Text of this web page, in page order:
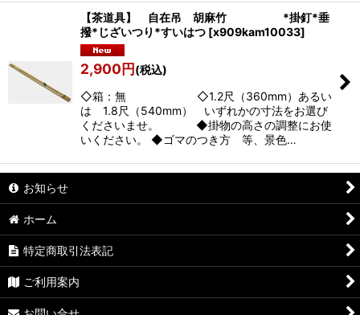
【茶道具】 自在吊 胡麻竹 *掛釘*垂
撥*じざいつり*すいはつ [x909kam10033]
2,900円(税込)
◇箱：無 ◇1.2尺（360mm）あるい
は 1.8尺（540mm） いずれかの寸法をお選び
くださいませ。 ◆掛物の高さの調整にお使
いください。 ◆ゴマのつき方 等、景色…
お知らせ
ホーム
特定商取引法表記
ご利用案内